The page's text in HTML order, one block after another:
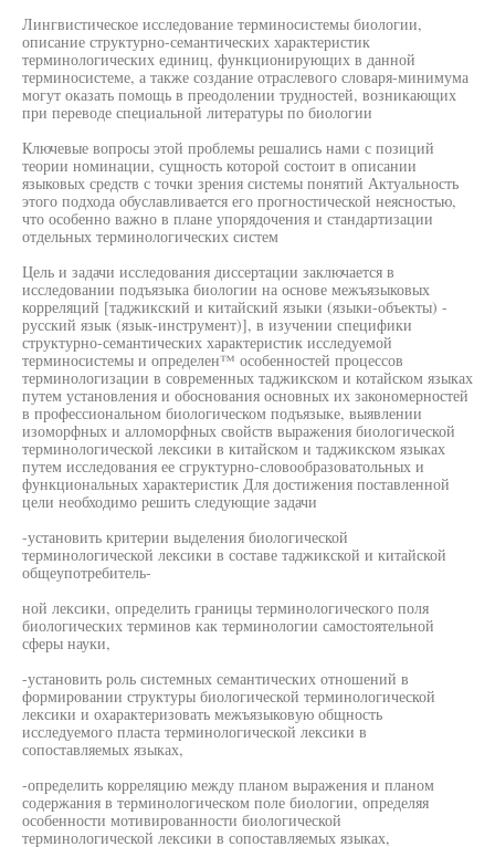
Лингвистическое исследование терминосистемы биологии,
описание структурно-семантических характеристик
терминологических единиц, функционирующих в данной
терминосистеме, а также создание отраслевого словаря-минимума
могут оказать помощь в преодолении трудностей, возникающих
при переводе специальной литературы по биологии
Ключевые вопросы этой проблемы решались нами с позиций
теории номинации, сущность которой состоит в описании
языковых средств с точки зрения системы понятий Актуальность
этого подхода обуславливается его прогностической неясностью,
что особенно важно в плане упорядочения и стандартизации
отдельных терминологических систем
Цель и задачи исследования диссертации заключается в
исследовании подъязыка биологии на основе межъязыковых
корреляций [таджикский и китайский языки (языки-объекты) -
русский язык (язык-инструмент)], в изучении специфики
структурно-семантических характеристик исследуемой
терминосистемы и определен™ особенностей процессов
терминологизации в современных таджикском и котайском языках
путем установления и обоснования основных их закономерностей
в профессиональном биологическом подъязыке, выявлении
изоморфных и алломорфных свойств выражения биологической
терминологической лексики в китайском и таджикском языках
путем исследования ее сгруктурно-словообразоватольных и
функциональных характеристик Для достижения поставленной
цели необходимо решить следующие задачи
-установить критерии выделения биологической
терминологической лексики в составе таджикской и китайской
общеупотребитель-
ной лексики, определить границы терминологического поля
биологических терминов как терминологии самостоятельной
сферы науки,
-установить роль системных семантических отношений в
формировании структуры биологической терминологической
лексики и охарактеризовать межъязыковую общность
исследуемого пласта терминологической лексики в
сопоставляемых языках,
-определить корреляцию между планом выражения и планом
содержания в терминологическом поле биологии, определяя
особенности мотивированности биологической
терминологической лексики в сопоставляемых языках,